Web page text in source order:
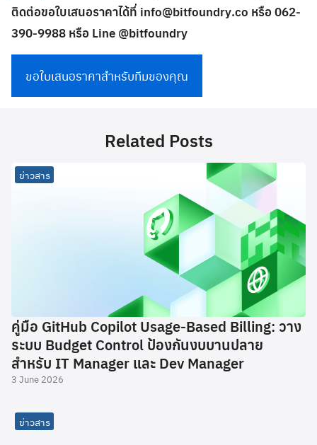
ติดต่อขอใบเสนอราคาได้ที่ info@bitfoundry.co หรือ 062-
390-9988 หรือ Line @bitfoundry
ขอใบเสนอราคาสำหรับทีมของคุณ
Related Posts
ข่าวสาร
คู่มือ GitHub Copilot Usage-Based Billing: วาง
ระบบ Budget Control ป้องกันงบบานปลาย
สำหรับ IT Manager และ Dev Manager
3 June 2026
ข่าวสาร